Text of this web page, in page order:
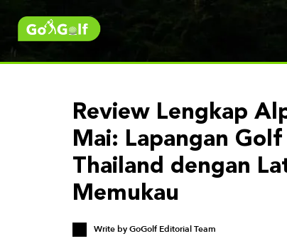
Review Lengkap
Mai: Lapangan
Thailand dengan
Memukau
Write byGoGolf Editorial Team